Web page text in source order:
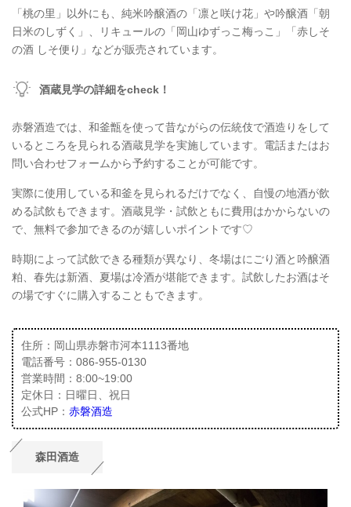
「桃の里」以外にも、純米吟醸酒の「凛と咲け花」や吟醸酒「朝
日米のしずく」、リキュールの「岡山ゆずっこ梅っこ」「赤しそ
の酒 しそ便り」などが販売されています。
酒蔵見学の詳細をcheck！
赤磐酒造では、和釜甑を使って昔ながらの伝統伎で酒造りをして
いるところを見られる酒蔵見学を実施しています。電話またはお
問い合わせフォームから予約することが可能です。
実際に使用している和釜を見られるだけでなく、自慢の地酒が飲
める試飲もできます。酒蔵見学・試飲ともに費用はかからないの
で、無料で参加できるのが嬉しいポイントです♡
時期によって試飲できる種類が異なり、冬場はにごり酒と吟醸酒
粕、春先は新酒、夏場は冷酒が堪能できます。試飲したお酒はそ
の場ですぐに購入することもできます。
住所：岡山県赤磐市河本1113番地
電話番号：086-955-0130
営業時間：8:00~19:00
定休日：日曜日、祝日
公式HP： 赤磐酒造
森田酒造